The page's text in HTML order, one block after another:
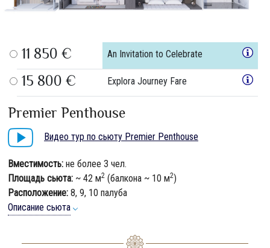
11 850 € An Invitation to Celebrate
15 800 € Explora Journey Fare
Premier Penthouse
Видео тур по сьюту Premier Penthouse
Вместимость: не более 3 чел.
Площадь сьюта: ~ 42 м2 (балкона ~ 10 м2)
Расположение: 8, 9, 10 палуба
Описание сьюта